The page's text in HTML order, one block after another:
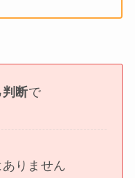
判断で
りません